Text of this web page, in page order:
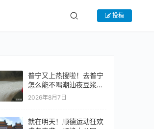
投稿
普宁又上热搜啦！去普宁
怎么能不喝潮汕夜豆浆呢
~#潮汕美食 #普宁 #老广
2026年8月7日
就在明天！顺德运动狂欢